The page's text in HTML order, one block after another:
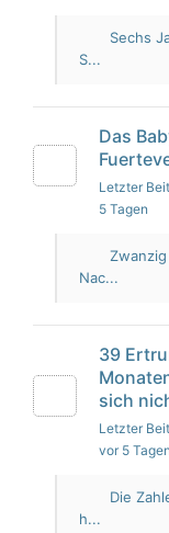
Sechs
S...
Das
Letzter
5 Tagen
Nac...
39
sich
Letzter
vor 5 Tagen
Die
h...